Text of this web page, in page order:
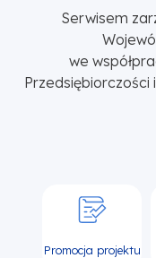
Serwisem
we
Promocja projektu